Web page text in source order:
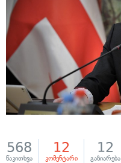
568
წაკითხვა
12
კომენტარი
12
გაზიარება